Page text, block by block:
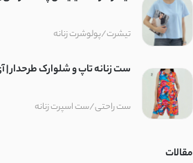
تیشرت/پولوشرت زنانه
ست زنانه تاپ و شلوارک طرحدار |
ست راحتی/ست اسپرت زنانه
مقالات